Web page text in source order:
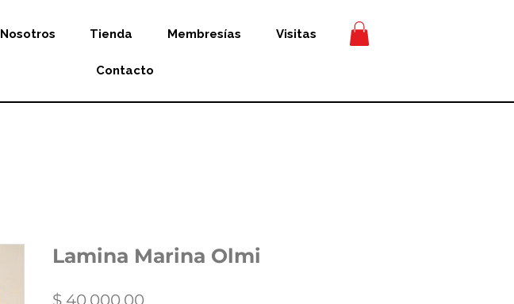
Nosotros Tienda Membresías Visitas
Contacto
Lamina Marina Olmi
$ 40.000,00